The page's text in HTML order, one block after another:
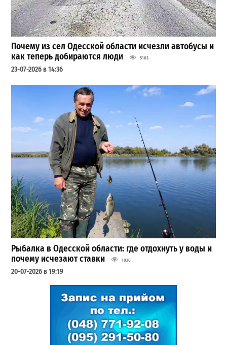
Почему из сел Одесской области исчезли автобусы и
как теперь добираются люди
5103
23-07-2026 в 14:36
Рыбалка в Одесской области: где отдохнуть у воды и
почему исчезают ставки
1030
20-07-2026 в 19:19